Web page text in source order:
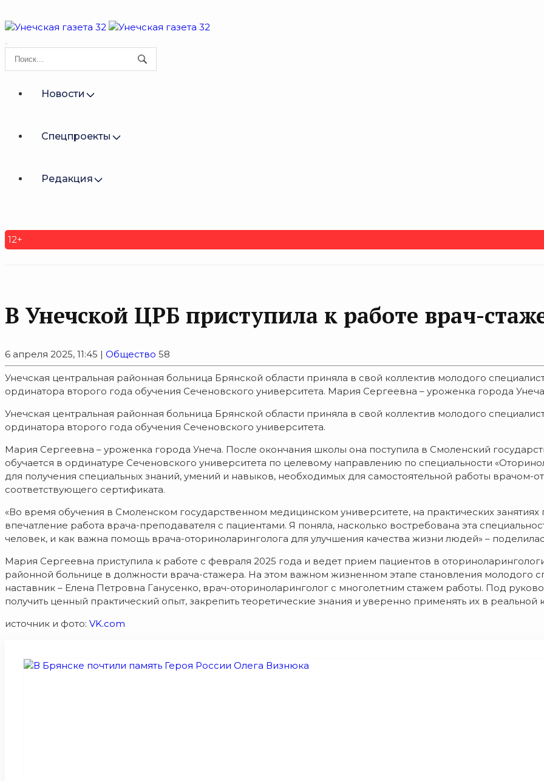
Новости
Спецпроекты
Редакция
12+
В Унечской ЦРБ приступила к работе врач-
6 апреля 2025, 11:45 | Общество 58
Унечская центральная районная больница Брянской области приняла в свой коллектив молодого
ординатора второго года обучения Сеченовского университета. Мария Сергеевна – уроженка города
Унечская центральная районная больница Брянской области приняла в свой коллектив молодого
ординатора второго года обучения Сеченовского университета.
Мария Сергеевна – уроженка города Унеча. После окончания школы она поступила в Смоленский
обучается в ординатуре Сеченовского университета по целевому направлению по специальности
для получения специальных знаний, умений и навыков, необходимых для самостоятельной работы врачом-
соответствующего сертификата.
«Во время обучения в Смоленском государственном медицинском университете, на практических
впечатление работа врача-преподавателя с пациентами. Я поняла, насколько востребована эта
человек, и как важна помощь врача-оториноларинголога для улучшения качества жизни людей» –
Мария Сергеевна приступила к работе с февраля 2025 года и ведет прием пациентов в
районной больнице в должности врача-стажера. На этом важном жизненном этапе становления молодого
наставник – Елена Петровна Ганусенко, врач-оториноларинголог с многолетним стажем работы. Под
получить ценный практический опыт, закрепить теоретические знания и уверенно применять их в реальной
источник и фото: VK.com